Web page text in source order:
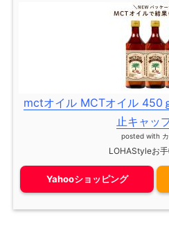
mctオイル MCTオイル
止キャッ
posted with
LOHAStyleお
Yahooショッピング